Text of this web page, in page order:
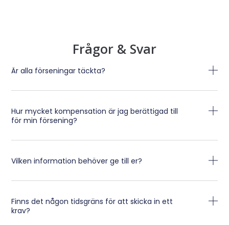
Frågor & Svar
Är alla förseningar täckta?
Hur mycket kompensation är jag berättigad till
för min försening?
Vilken information behöver ge till er?
Finns det någon tidsgräns för att skicka in ett
krav?